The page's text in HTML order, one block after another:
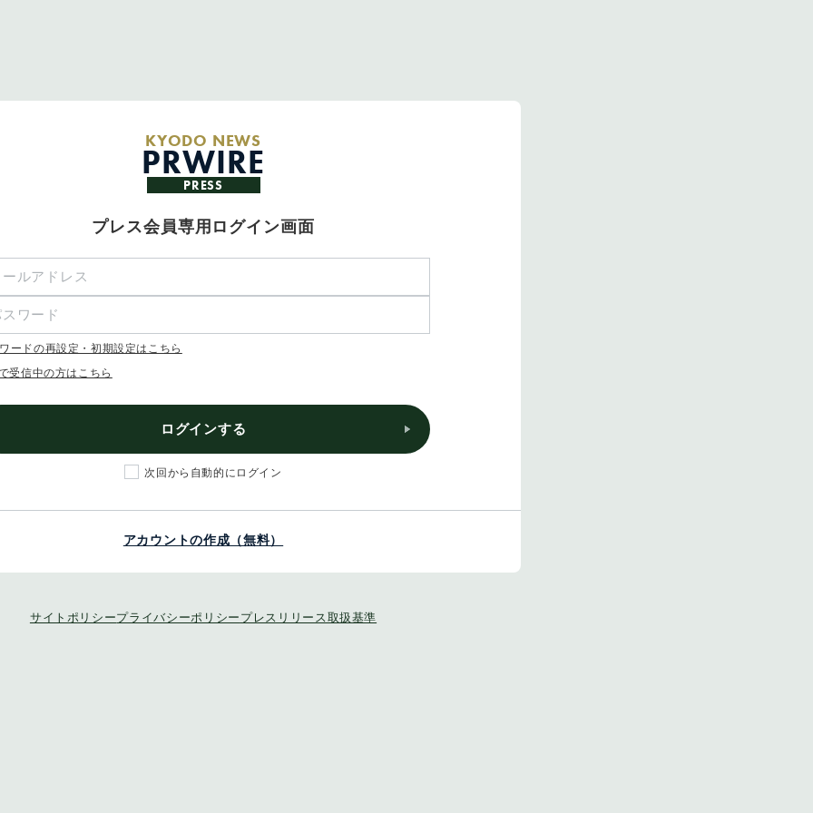
KYODO NEWS
PRWIRE
PRESS
プレス会員専用ログイン画面
ードの再設定・初期設定はこちら
受信中の方はこちら
ログインする
次回から自動的にログイン
アカウントの作成（無料）
サイトポリシープライバシーポリシー プレスリリース取扱基準